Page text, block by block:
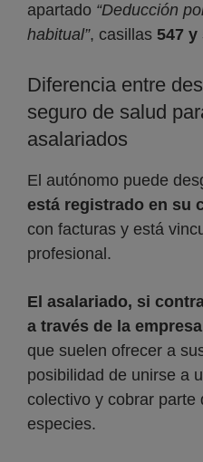
apartado “Deducción
habitual”, casillas 547 y
Diferencia entre
seguro de salud
asalariados
El autónomo puede
está registrado en su
con facturas y está
profesional.
El asalariado, si
a través de la
que suelen ofrecer a
posibilidad de unirse a
colectivo y cobrar parte
especies.